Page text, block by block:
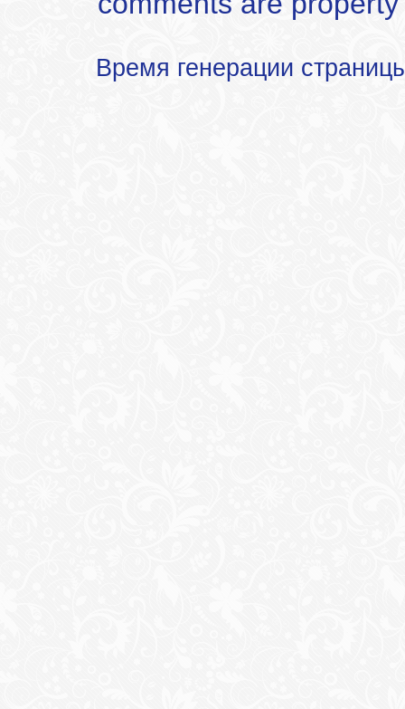
Время генерации